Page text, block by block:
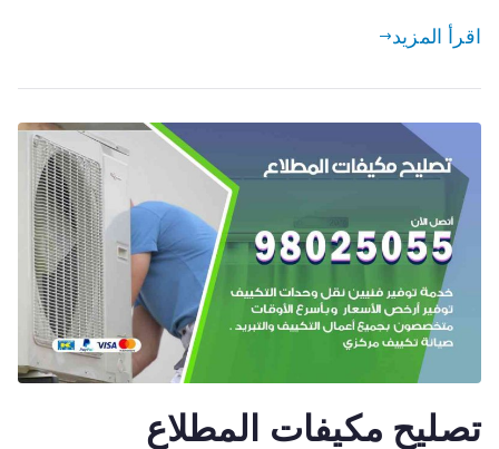
اقرأ المزيد
تصليح مكيفات المطلاع